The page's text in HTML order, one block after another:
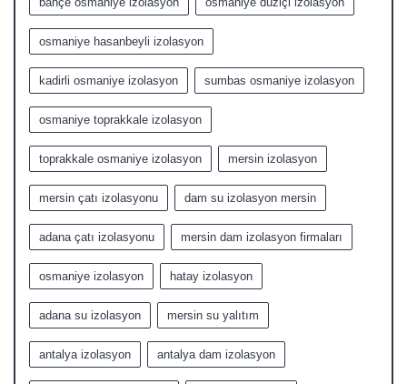
osmaniye hasanbeyli izolasyon
kadirli osmaniye izolasyon sumbas osmaniye izolasyon
osmaniye toprakkale izolasyon
toprakkale osmaniye izolasyon mersin izolasyon
mersin çatı izolasyonu dam su izolasyon mersin
adana çatı izolasyonu mersin dam izolasyon firmaları
osmaniye izolasyon hatay izolasyon
adana su izolasyon mersin su yalıtım
antalya izolasyon antalya dam izolasyon